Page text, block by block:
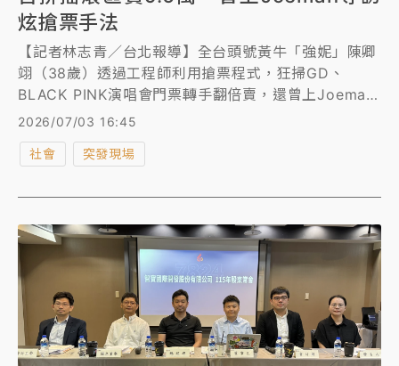
炫搶票手法
【記者林志青／台北報導】全台頭號黃牛「強妮」陳卿
翊（38歲）透過工程師利用搶票程式，狂掃GD、
BLACK PINK演唱會門票轉手翻倍賣，還曾上Joeman
網紅分享搶票心得，2023年《文化創意產業發展法》
BTS（防彈少年團）今年11月在高雄開唱，票價9380
9.6萬元售出。刑事局1日逮捕陳男，警訊後，依《文創
法》及《刑法》偽造文書等罪嫌移送北檢，檢察官複訊
後向法院聲押禁見。
2026/07/03 16:45
社會 突發現場